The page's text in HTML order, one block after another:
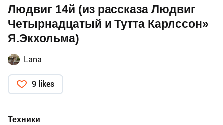
Людвиг 14й (из рассказа Людвиг
Четырнадцатый и Тутта Карлссон»
Я.Экхольма)
Lana
9 likes
Техники